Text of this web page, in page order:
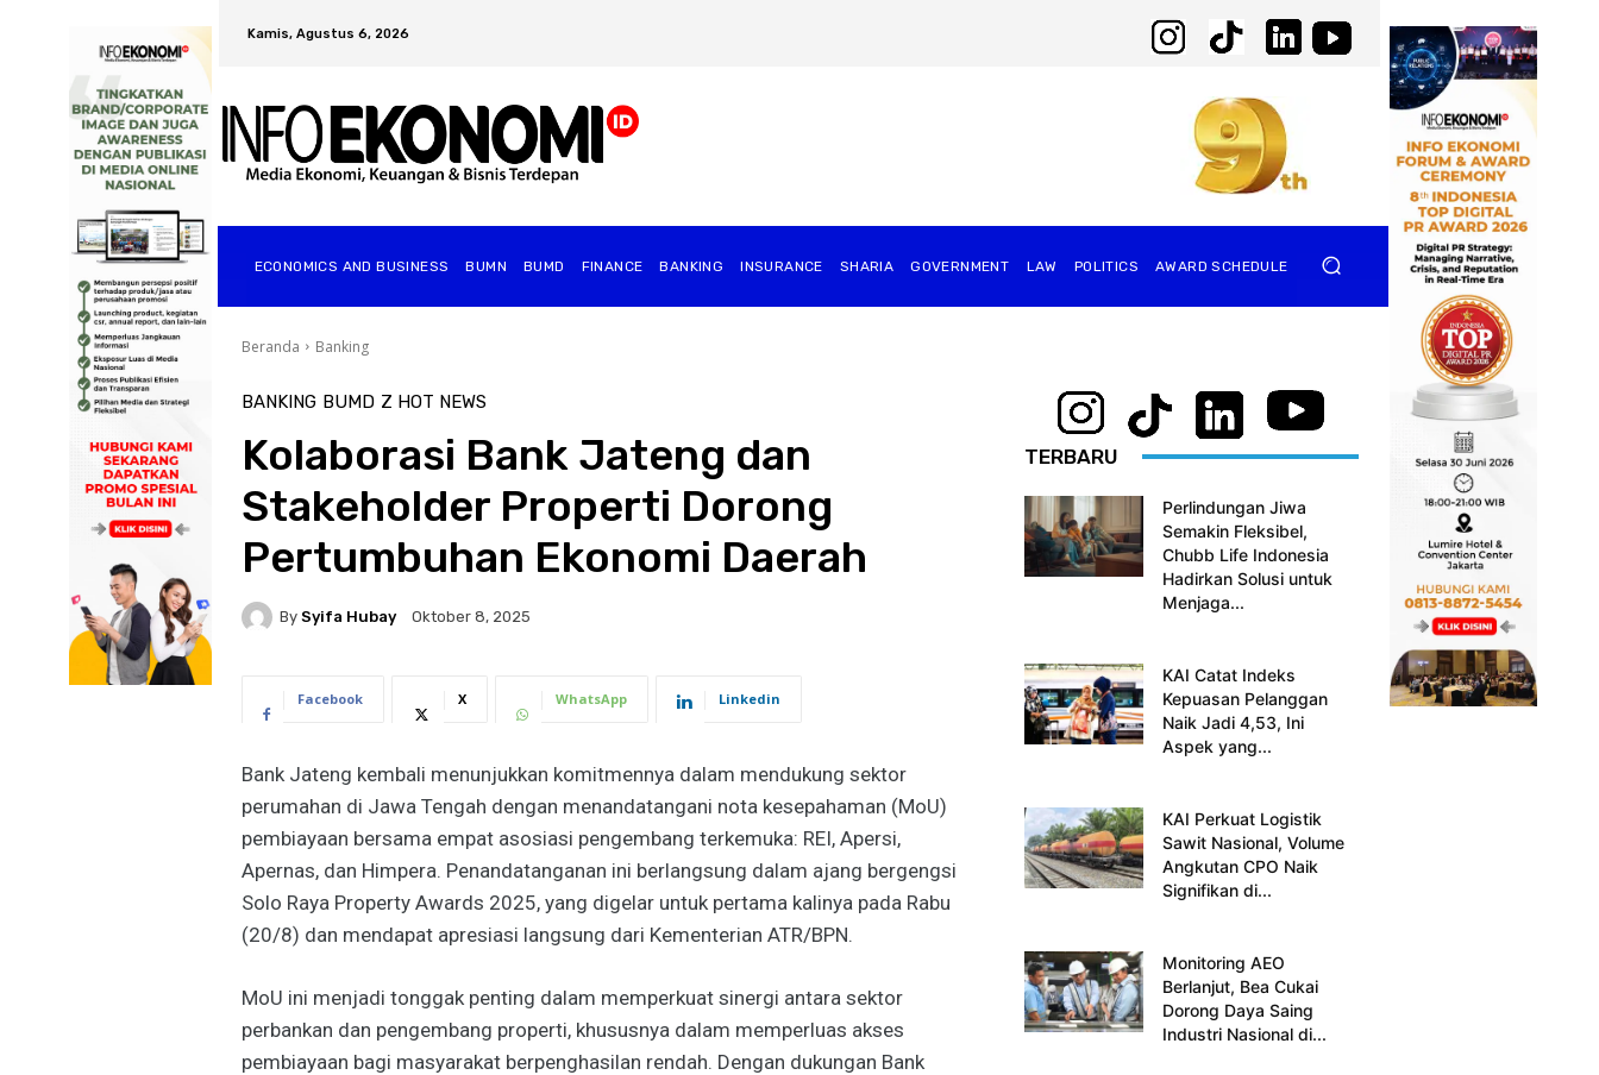
Kamis, Agustus 6, 2026
ECONOMICS AND BUSINESS BUMN BUMD FINANCE BANKING INSURANCE SHARIA GOVERNMENT ⁠LAW POLITICS AWARD SCHEDULE
Beranda Banking
BANKING BUMD Z HOT NEWS
Kolaborasi Bank Jateng dan
Stakeholder Properti Dorong
Pertumbuhan Ekonomi Daerah
By Syifa Hubay Oktober 8, 2025
Facebook X WhatsApp Linkedin
Bank Jateng kembali menunjukkan komitmennya dalam mendukung sektor
perumahan di Jawa Tengah dengan menandatangani nota kesepahaman (MoU)
pembiayaan bersama empat asosiasi pengembang terkemuka: REI, Apersi,
Apernas, dan Himpera. Penandatanganan ini berlangsung dalam ajang bergengsi
Solo Raya Property Awards 2025, yang digelar untuk pertama kalinya pada Rabu
(20/8) dan mendapat apresiasi langsung dari Kementerian ATR/BPN.
MoU ini menjadi tonggak penting dalam memperkuat sinergi antara sektor
perbankan dan pengembang properti, khususnya dalam memperluas akses
pembiayaan bagi masyarakat berpenghasilan rendah. Dengan dukungan Bank
TERBARU
Perlindungan Jiwa
Semakin Fleksibel,
Chubb Life Indonesia
Hadirkan Solusi untuk
Menjaga...
KAI Catat Indeks
Kepuasan Pelanggan
Naik Jadi 4,53, Ini
Aspek yang...
KAI Perkuat Logistik
Sawit Nasional, Volume
Angkutan CPO Naik
Signifikan di...
Monitoring AEO
Berlanjut, Bea Cukai
Dorong Daya Saing
Industri Nasional di...